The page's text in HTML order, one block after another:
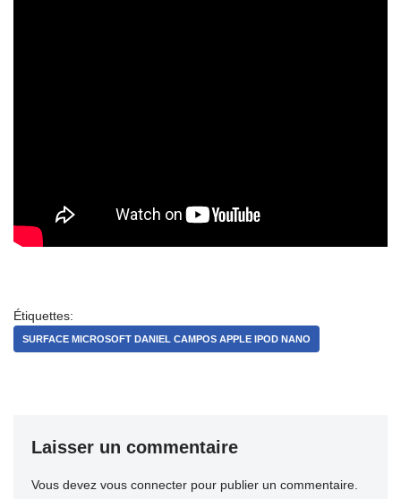
Étiquettes:
SURFACE MICROSOFT DANIEL CAMPOS APPLE IPOD NANO
Laisser un commentaire
Vous devez vous connecter pour publier un commentaire.